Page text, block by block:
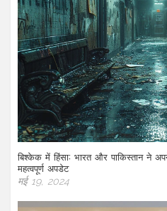
बिश्केक में हिंसा: भारत और पाकिस्तान ने
महत्वपूर्ण अपडेट
मई 19, 2024